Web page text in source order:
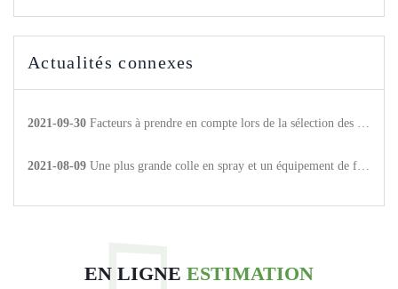
Actualités connexes
2021-09-30 Facteurs à prendre en compte lors de la sélection des produits adhésifs thermofusibles
2021-08-09 Une plus grande colle en spray et un équipement de fitness Mai Bao He pour parvenir à une coopération stratégique.
EN LIGNE ESTIMATION